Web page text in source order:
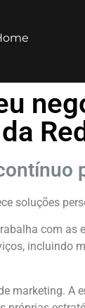
soluções
com
incluindo
marketing.